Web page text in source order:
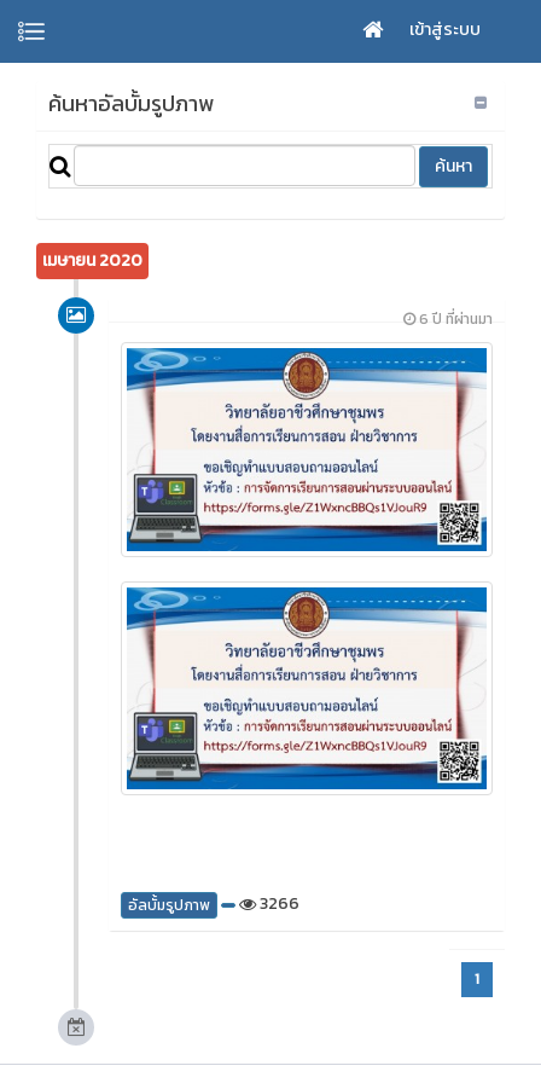
เข้าสู่ระบบ
ค้นหาอัลบั้มรูปภาพ
เมษายน 2020
6 ปี ที่ผ่านมา
อัลบั้มรูปภาพ 3266
1